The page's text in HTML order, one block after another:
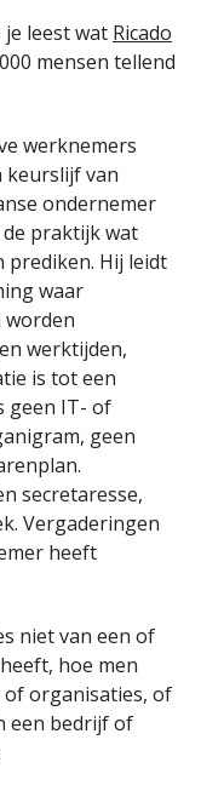
leest wat Ricado
mensen tellend
werknemers
keurslijf van
ondernemer
de praktijk wat
prediken. Hij leidt
waar
worden
werktijden,
is tot een
geen IT- of
geen
secretaresse,
Vergaderingen
heeft
niet van een of
hoe men
organisaties, of
een bedrijf of